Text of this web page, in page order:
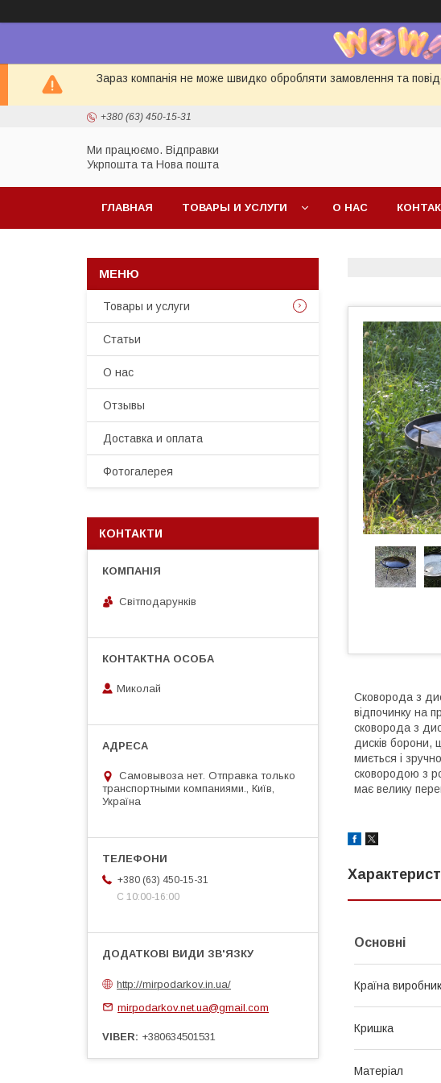
Зараз компанія не може швидко обробляти замовлення та
+380 (63) 450-15-31
Ми працюємо. Відправки
Укрпошта та Нова пошта
ГЛАВНАЯ ТОВАРЫ И УСЛУГИ О НАС
Сковорода з
відпочинку на
сковорода з
дисків борони,
миється і
сковородою з
має велику
Основні
Країна виробник
Кришка
Матеріал
Товары и услуги
Статьи
О нас
Отзывы
Доставка и оплата
Фотогалерея
КОНТАКТИ
Світподарунків
Миколай
Самовывоза нет. Отправка только
транспортными компаниями., Київ,
Україна
+380 (63) 450-15-31
С 10:00-16:00
http://mirpodarkov.in.ua/
mirpodarkov.net.ua@gmail.com
VIBER +380634501531